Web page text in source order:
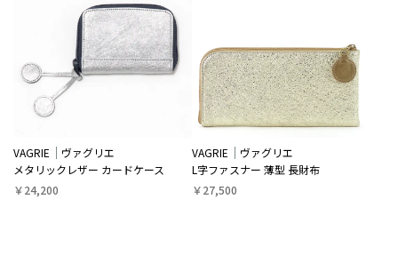
VAGRIE
ヴァグリエ
メタリックレザー カードケース
￥24,200
VAGRIE
ヴァグリエ
L字ファスナー 薄型 長財布
￥27,500